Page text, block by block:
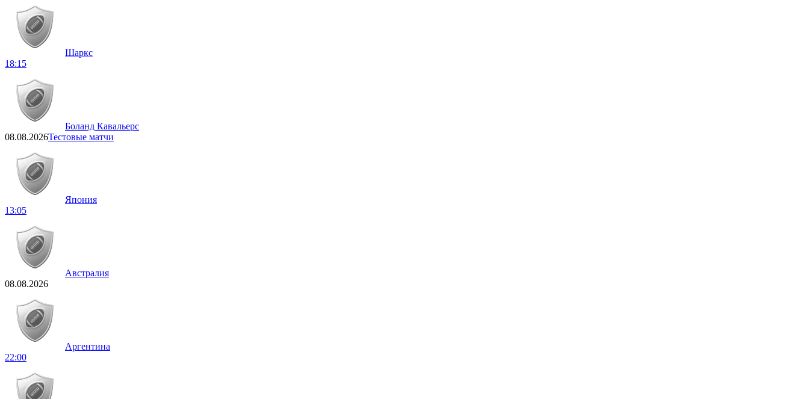
Шаркс
18:15
Боланд Кавальерс
08.08.2026Тестовые матчи
Япония
13:05
Австралия
08.08.2026
Аргентина
22:00